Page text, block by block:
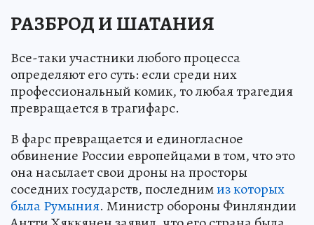
РАЗБРОД И ШАТАНИЯ
Все-таки участники любого процесса
определяют его суть: если среди них
профессиональный комик, то любая трагедия
превращается в трагифарс.
В фарс превращается и единогласное
обвинение России европейцами в том, что это
она насылает свои дроны на просторы
соседних государств, последнимиз которых
была Румыния. Министр обороны Финляндии